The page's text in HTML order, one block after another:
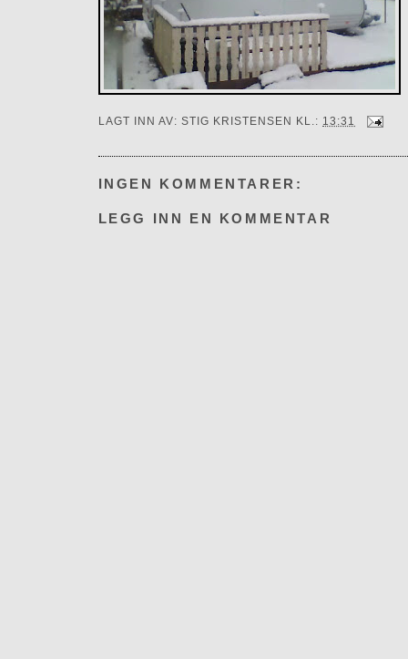
LAGT INN AV: STIG KRISTENSEN KL.: 13:31
INGEN KOMMENTARER:
LEGG INN EN KOMMENTAR